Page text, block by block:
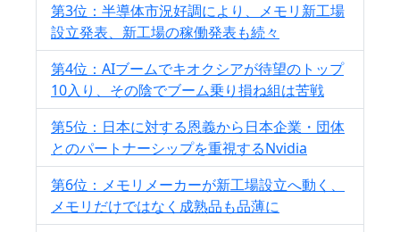
第3位：半導体市況好調により、メモリ新工場
設立発表、新工場の稼働発表も続々
第4位：AIブームでキオクシアが待望のトップ
10入り、その陰でブーム乗り損ね組は苦戦
第5位：日本に対する恩義から日本企業・団体
とのパートナーシップを重視するNvidia
第6位：メモリメーカーが新工場設立へ動く、
メモリだけではなく成熟品も品薄に